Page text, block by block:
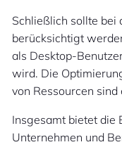
Schließlich sollte bei
berücksichtigt
als Desktop-
wird. Die
von Ressourcen
Insgesamt bietet die
Unternehmen und